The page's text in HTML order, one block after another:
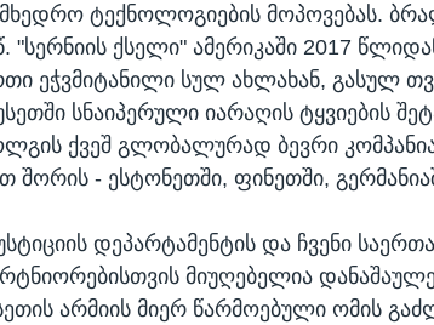
ტექნოლოგიების მოპოვებას.
"სერნიის ქსელი" ამერიკაში 2017
ეჭვმიტანილი სულ ახლახან, გასულ
სნაიპერული იარაღის ტყვიების
ქვეშ გლობალურად ბევრი
შორის - ესტონეთში, ფინეთში,
დეპარტამენტის და ჩვენი
მიუღებელია
არმიის მიერ წარმოებული ომის